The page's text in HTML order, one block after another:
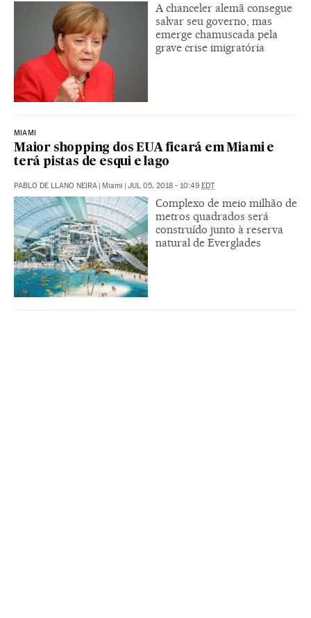
A chanceler alemã consegue
salvar seu governo, mas
emerge chamuscada pela
grave crise imigratória
MIAMI
Maior shopping dos EUA ficará em Miami e
terá pistas de esqui e lago
PABLO DE LLANO NEIRA | Miami | JUL 05, 2018 - 10:49 EDT
Complexo de meio milhão de
metros quadrados será
construído junto à reserva
natural de Everglades